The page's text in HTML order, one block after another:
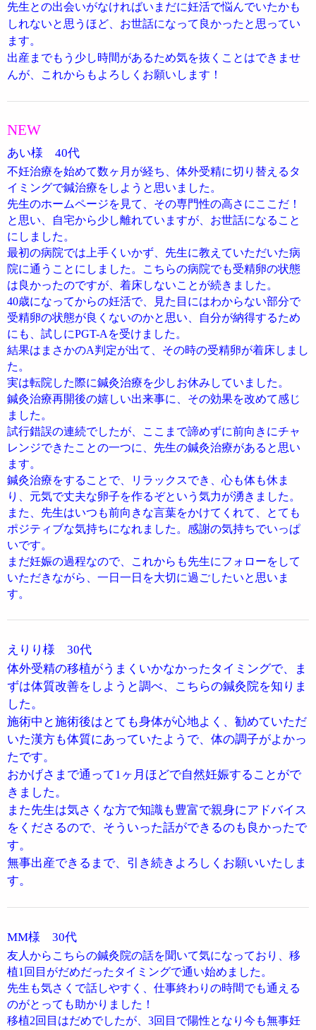
先生との出会いがなければいまだに妊活で悩んでいたかも
しれないと思うほど、お世話になって良かったと思ってい
ます。
出産までもう少し時間があるため気を抜くことはできませ
んが、これからもよろしくお願いします！
NEW
あい様 40代
不妊治療を始めて数ヶ月が経ち、体外受精に切り替えるタ
イミングで鍼治療をしようと思いました。
先生のホームページを見て、その専門性の高さにここだ！
と思い、自宅から少し離れていますが、お世話になること
にしました。
最初の病院では上手くいかず、先生に教えていただいた病
院に通うことにしました。こちらの病院でも受精卵の状態
は良かったのですが、着床しないことが続きました。
40歳になってからの妊活で、見た目にはわからない部分で
受精卵の状態が良くないのかと思い、自分が納得するため
にも、試しにPGT-Aを受けました。
結果はまさかのA判定が出て、その時の受精卵が着床しまし
た。
実は転院した際に鍼灸治療を少しお休みしていました。
鍼灸治療再開後の嬉しい出来事に、その効果を改めて感じ
ました。
試行錯誤の連続でしたが、ここまで諦めずに前向きにチャ
レンジできたことの一つに、先生の鍼灸治療があると思い
ます。
鍼灸治療をすることで、リラックスでき、心も体も休ま
り、元気で丈夫な卵子を作るぞという気力が湧きました。
また、先生はいつも前向きな言葉をかけてくれて、とても
ポジティブな気持ちになれました。感謝の気持ちでいっぱ
いです。
まだ妊娠の過程なので、これからも先生にフォローをして
いただきながら、一日一日を大切に過ごしたいと思いま
す。
えりり様 30代
体外受精の移植がうまくいかなかったタイミングで、ま
ずは体質改善をしようと調べ、こちらの鍼灸院を知りま
した。
施術中と施術後はとても身体が心地よく、勧めていただ
いた漢方も体質にあっていたようで、体の調子がよかっ
たです。
おかげさまで通って1ヶ月ほどで自然妊娠することがで
きました。
また先生は気さくな方で知識も豊富で親身にアドバイス
をくださるので、そういった話ができるのも良かったで
す。
無事出産できるまで、引き続きよろしくお願いいたしま
す。
MM様 30代
友人からこちらの鍼灸院の話を聞いて気になっており、移
植1回目がだめだったタイミングで通い始めました。
先生も気さくで話しやすく、仕事終わりの時間でも通える
のがとっても助かりました！
移植2回目はだめでしたが、3回目で陽性となり今も無事妊